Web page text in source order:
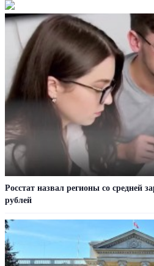
Росстат назвал регионы со средней
рублей